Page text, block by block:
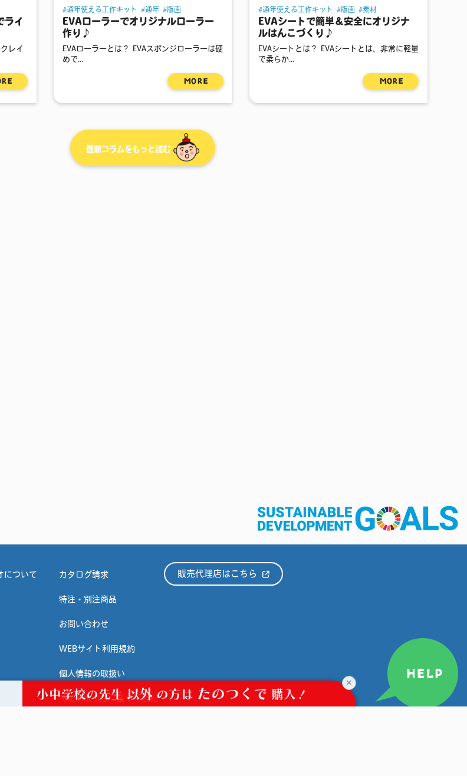
ライ
レイ
通年使える工作キット 通年 版画
EVAローラーでオリジナルローラー
作り♪
EVAローラーとは？ EVAスポンジローラーは硬
めで...
MORE
通年使える工作キット 版画 素材
EVAシートで簡単＆安全にオリジナ
ルはんこづくり♪
EVAシートとは？ EVAシートとは、非常に軽量
で柔らか...
MORE
最新コラムをもっと読む
について カタログ請求
特注・別注商品
お問い合わせ
WEBサイト利用規約
個人情報の取扱い
特定商取引法に基づく表記
販売代理店はこちら
HELP
小中学校の先生 以外 の方は たのつくで 購入！
×